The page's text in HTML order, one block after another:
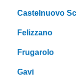
Castelnuovo
Felizzano
Frugarolo
Gavi